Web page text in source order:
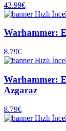
43.99€
Hızlı
Warhammer:
8.79€
Hızlı
Warhammer:
Azgaraz
8.79€
Hızlı